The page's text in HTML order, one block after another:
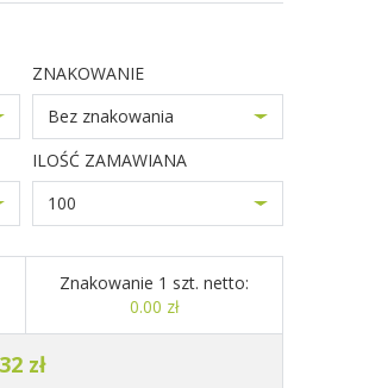
ZNAKOWANIE
Bez znakowania
ILOŚĆ ZAMAWIANA
100
Znakowanie 1 szt. netto:
0.00 zł
zł